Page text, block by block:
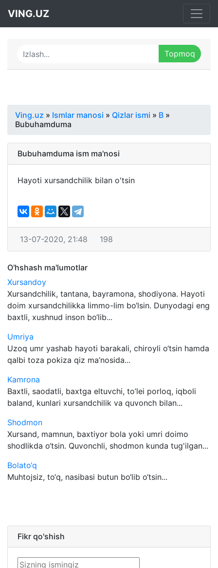
VING.UZ
Ving.uz » Ismlar manosi » Qizlar ismi » B »
Bubuhamduma
Bubuhamduma ism ma'nosi
Hayoti xursandchilik bilan o'tsin
13-07-2020, 21:48 198
O'hshash ma'lumotlar
Xursandoy
Xursandchilik, tantana, bayramona, shodiyona. Hayoti
doim xursandchilikka limmo-lim bo‘lsin. Dunyodagi eng
baxtli, xushnud inson bo‘lib...
Umriya
Uzoq umr yashab hayoti barakali, chiroyli o‘tsin hamda
qalbi toza pokiza qiz ma’nosida...
Kamrona
Baxtli, saodatli, baxtga eltuvchi, to’lei porloq, iqboli
baland, kunlari xursandchilik va quvonch bilan...
Shodmon
Xursand, mamnun, baxtiyor bola yoki umri doimo
shodlikda o‘tsin. Quvonchli, shodmon kunda tug'ilgan...
Bolato‘q
Muhtojsiz, to‘q, nasibasi butun bo‘lib o‘tsin...
Fikr qo'shish